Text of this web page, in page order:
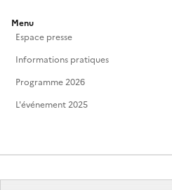
Menu
Espace presse
Informations pratiques
Programme 2026
L'événement 2025